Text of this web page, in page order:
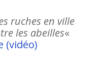
ruches en ville
les abeilles«
(vidéo)